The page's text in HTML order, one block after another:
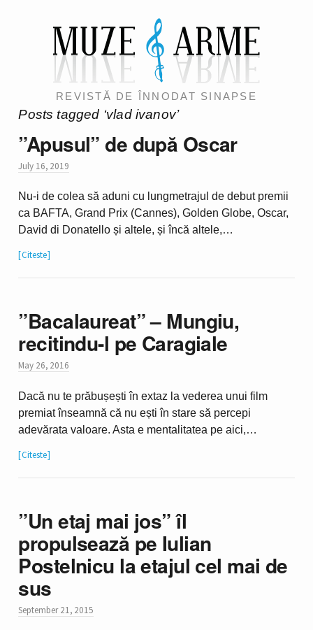
REVISTĂ DE ÎNNODAT SINAPSE
Posts tagged ‘vlad ivanov’
”Apusul” de după Oscar
July 16, 2019
Nu-i de colea să aduni cu lungmetrajul de debut premii
ca BAFTA, Grand Prix (Cannes), Golden Globe, Oscar,
David di Donatello și altele, și încă altele,…
Citeste
”Bacalaureat” – Mungiu,
recitindu-l pe Caragiale
May 26, 2016
Dacă nu te prăbușești în extaz la vederea unui film
premiat înseamnă că nu ești în stare să percepi
adevărata valoare. Asta e mentalitatea pe aici,…
Citeste
”Un etaj mai jos” îl
propulsează pe Iulian
Postelnicu la etajul cel mai de
sus
September 21, 2015